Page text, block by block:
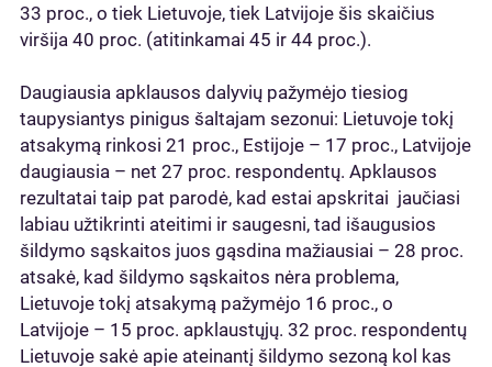
33 proc., o tiek Lietuvoje, tiek Latvijoje šis skaičius
viršija 40 proc. (atitinkamai 45 ir 44 proc.).
Daugiausia apklausos dalyvių pažymėjo tiesiog
taupysiantys pinigus šaltajam sezonui: Lietuvoje tokį
atsakymą rinkosi 21 proc., Estijoje – 17 proc., Latvijoje
daugiausia – net 27 proc. respondentų. Apklausos
rezultatai taip pat parodė, kad estai apskritai jaučiasi
labiau užtikrinti ateitimi ir saugesni, tad išaugusios
šildymo sąskaitos juos gąsdina mažiausiai – 28 proc.
atsakė, kad šildymo sąskaitos nėra problema,
Lietuvoje tokį atsakymą pažymėjo 16 proc., o
Latvijoje – 15 proc. apklaustųjų. 32 proc. respondentų
Lietuvoje sakė apie ateinantį šildymo sezoną kol kas